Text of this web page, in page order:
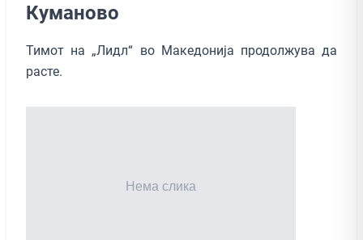
Куманово
Тимот на „Лидл“ во Македонија продолжува да
расте.